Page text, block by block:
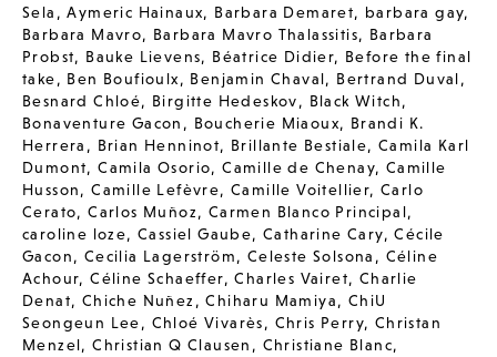
Sela ,Aymeric Hainaux, Barbara Demaret, barbara gay,
Barbara Mavro, Barbara Mavro Thalassitis, Barbara
Probst, Bauke Lievens, Béatrice Didier, Before the final
take, Ben Boufioulx, Benjamin Chaval, Bertrand Duval,
Besnard Chloé, Birgitte Hedeskov, Black Witch,
Bonaventure Gacon , Boucherie Miaoux, Brandi K.
Herrera , Brian Henninot, Brillante Bestiale,Camila Karl
Dumont,Camila Osorio,Camille de Chenay, Camille
Husson,Camille Lefèvre,Camille Voitellier,Carlo
Cerato,Carlos Muñoz, Carmen Blanco Principal,
caroline loze,Cassiel Gaube,Catharine Cary,Cécile
Gacon, Cecilia Lagerström, Celeste Solsona , Céline
Achour,Céline Schaeffer,Charles Vairet, Charlie
Denat, Chiche Nuñez ,Chiharu Mamiya, ChiU
Seongeun Lee, Chloé Vivarès, Chris Perry, Christan
Menzel,Christian Q Clausen , Christiane Blanc,